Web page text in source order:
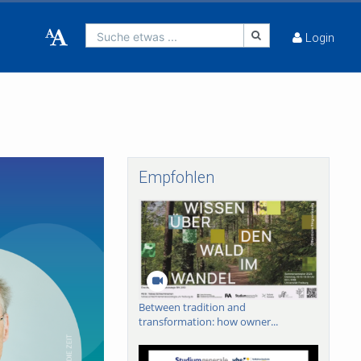
Suche etwas ... Login
Empfohlen
Between tradition and
transformation: how owner...